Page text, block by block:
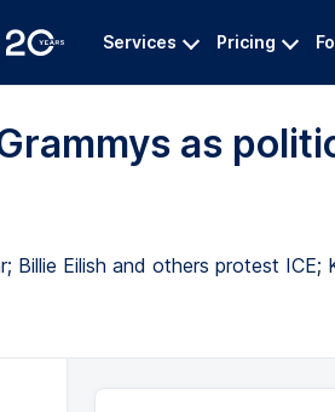
Services Pricing
as
Billie Eilish and others protest